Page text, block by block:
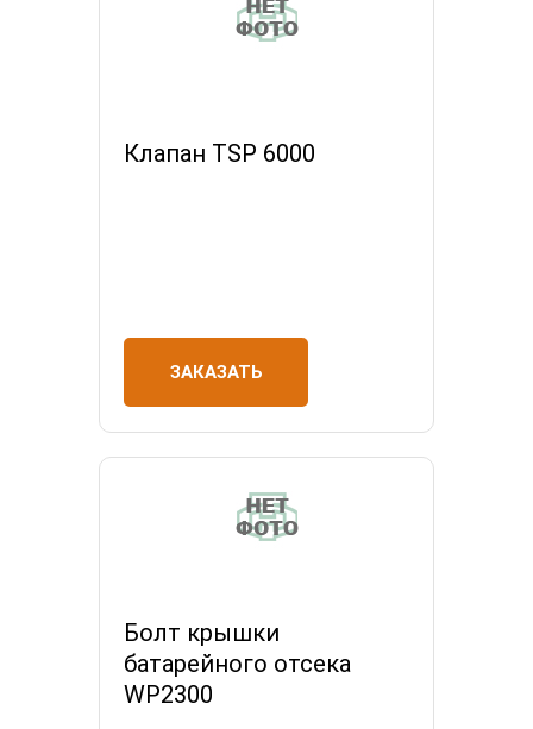
Клапан TSP 6000
ЗАКАЗАТЬ
Болт крышки
батарейного отсека
WP2300